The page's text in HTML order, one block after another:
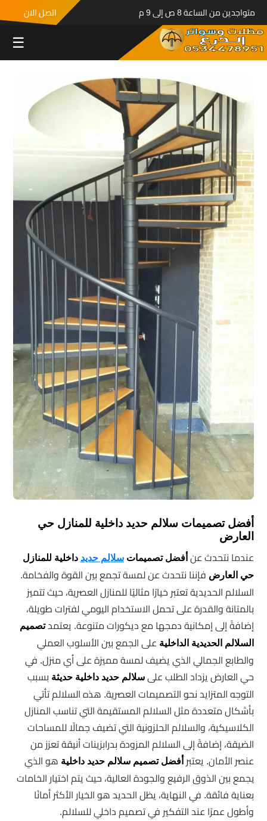
متواجدين من الساعة 8 ص إلى 9 م اتصل الان
☰
أفضل تصميمات سلالم حديد داخلية للمنازل حي
العارض
عندما نتحدث عن أفضل تصميماتسلالم حديد داخلية للمنازل
حي العارض فإننا نتحدث عن لمسة تجمع بين القوة والفخامة.
السلالم الحديدية تعتبر خيارًا مثاليًا للمنازل العصرية، حيث تتميز
بالمتانة والقدرة على تحمل الاستخدام اليومي لفترات طويلة،
إضافةً إلى إمكانية دمجها مع ديكورات متنوعة. يعتمدتصميم
السلالم الحديدية الداخلية على الجمع بين الأسلوب العملي
والطابع الجمالي الذي يضيف لمسة مميزة على أي منزل. في
حي العارض يزداد الطلب علىسلالم حديد داخلية حديثة بسبب
التوجه المتزايد نحو التصميمات العصرية. هذه السلالم تأتي
بأشكال متعددة مثل السلالم المستقيمة التي تناسب المنازل
الكلاسيكية، والسلالم الحلزونية التي تضيف جمالًا للمساحات
الضيقة، إضافةً إلى السلالم المزودة بدرابزينات أنيقة تعزز من
عنصر الأمان. يعتبر أفضل تصميم سلالم حديد داخلية هو الذي
يجمع بين الذوق الرفيع والجودة العالية، حيث يتم اختيار الخامات
بعناية فائقة. في النهاية، يظل الحديد هو الخيار الأكثر أمانًا
وأطول عمرًا عند التفكير في تصميم داخلي للسلالم.